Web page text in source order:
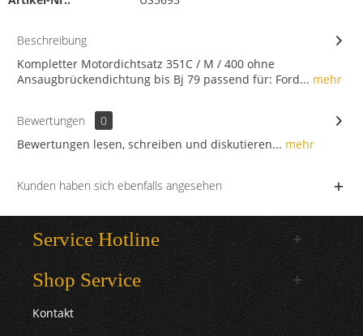
Beschreibung
Kompletter Motordichtsatz 351C / M / 400 ohne
Ansaugbrückendichtung bis Bj 79 passend für: Ford... mehr
Bewertungen
0
Bewertungen lesen, schreiben und diskutieren... mehr
Kunden haben sich ebenfalls angesehen
Service Hotline
Shop Service
Kontakt